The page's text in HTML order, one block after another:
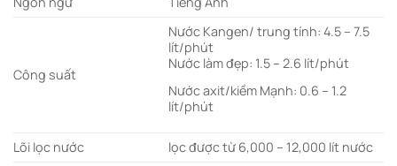
Công suất
Nước Kangen/ trung tính: 4.5 – 7.5
lít/phút
Nước làm đẹp: 1.5 – 2.6 lít/phút
Nước axit/kiềm Mạnh: 0.6 – 1.2
lít/phút
Lõi lọc nước lọc được từ 6,000 – 12,000 lít nước